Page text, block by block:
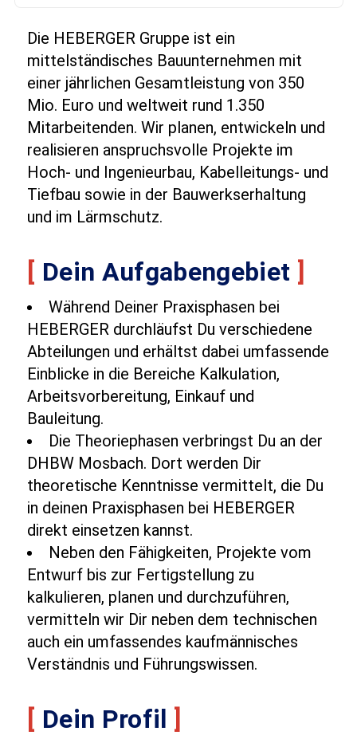
Die HEBERGER Gruppe ist ein
mittelständisches Bauunternehmen mit
einer jährlichen Gesamtleistung von 350
Mio. Euro und weltweit rund 1.350
Mitarbeitenden. Wir planen, entwickeln und
realisieren anspruchsvolle Projekte im
Hoch‑ und Ingenieurbau, Kabelleitungs‑ und
Tiefbau sowie in der Bauwerkserhaltung
und im Lärmschutz.
[ Dein Aufgabengebiet ]
Während Deiner Praxisphasen bei
HEBERGER durchläufst Du verschiedene
Abteilungen und erhältst dabei umfassende
Einblicke in die Bereiche Kalkulation,
Arbeitsvorbereitung, Einkauf und
Bauleitung.
Die Theoriephasen verbringst Du an der
DHBW Mosbach. Dort werden Dir
theoretische Kenntnisse vermittelt, die Du
in deinen Praxisphasen bei HEBERGER
direkt einsetzen kannst.
Neben den Fähigkeiten, Projekte vom
Entwurf bis zur Fertigstellung zu
kalkulieren, planen und durchzuführen,
vermitteln wir Dir neben dem technischen
auch ein umfassendes kaufmännisches
Verständnis und Führungswissen.
[ Dein Profil ]